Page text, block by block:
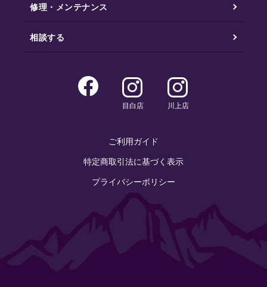
修理・メンテナンス
相談する
目白店 川上店
ご利用ガイド
特定商取引法に基づく表示
プライバシーポリシー